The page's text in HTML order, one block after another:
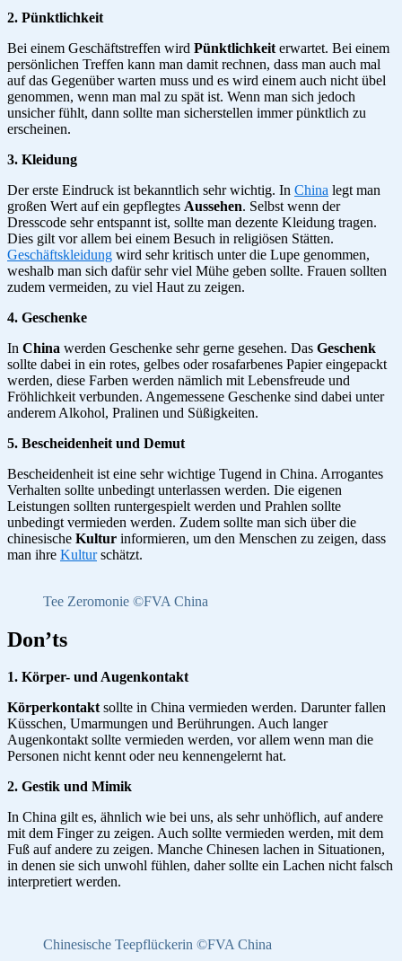
2. Pünktlichkeit
Bei einem Geschäftstreffen wird Pünktlichkeit erwartet. Bei einem
persönlichen Treffen kann man damit rechnen, dass man auch mal
auf das Gegenüber warten muss und es wird einem auch nicht übel
genommen, wenn man mal zu spät ist. Wenn man sich jedoch
unsicher fühlt, dann sollte man sicherstellen immer pünktlich zu
erscheinen.
3. Kleidung
Der erste Eindruck ist bekanntlich sehr wichtig. In China legt man
großen Wert auf ein gepflegtes Aussehen. Selbst wenn der
Dresscode sehr entspannt ist, sollte man dezente Kleidung tragen.
Dies gilt vor allem bei einem Besuch in religiösen Stätten.
Geschäftskleidung wird sehr kritisch unter die Lupe genommen,
weshalb man sich dafür sehr viel Mühe geben sollte. Frauen sollten
zudem vermeiden, zu viel Haut zu zeigen.
4. Geschenke
In China werden Geschenke sehr gerne gesehen. Das Geschenk
sollte dabei in ein rotes, gelbes oder rosafarbenes Papier eingepackt
werden, diese Farben werden nämlich mit Lebensfreude und
Fröhlichkeit verbunden. Angemessene Geschenke sind dabei unter
anderem Alkohol, Pralinen und Süßigkeiten.
5. Bescheidenheit und Demut
Bescheidenheit ist eine sehr wichtige Tugend in China. Arrogantes
Verhalten sollte unbedingt unterlassen werden. Die eigenen
Leistungen sollten runtergespielt werden und Prahlen sollte
unbedingt vermieden werden. Zudem sollte man sich über die
chinesische Kultur informieren, um den Menschen zu zeigen, dass
man ihre Kulturschätzt.
Tee Zeromonie ©FVA China
Don’ts
1. Körper- und Augenkontakt
Körperkontaktsollte in China vermieden werden. Darunter fallen
Küsschen, Umarmungen und Berührungen. Auch langer
Augenkontakt sollte vermieden werden, vor allem wenn man die
Personen nicht kennt oder neu kennengelernt hat.
2. Gestik und Mimik
In China gilt es, ähnlich wie bei uns, als sehr unhöflich, auf andere
mit dem Finger zu zeigen. Auch sollte vermieden werden, mit dem
Fuß auf andere zu zeigen. Manche Chinesen lachen in Situationen,
in denen sie sich unwohl fühlen, daher sollte ein Lachen nicht falsch
interpretiert werden.
Chinesische Teepflückerin ©FVA China